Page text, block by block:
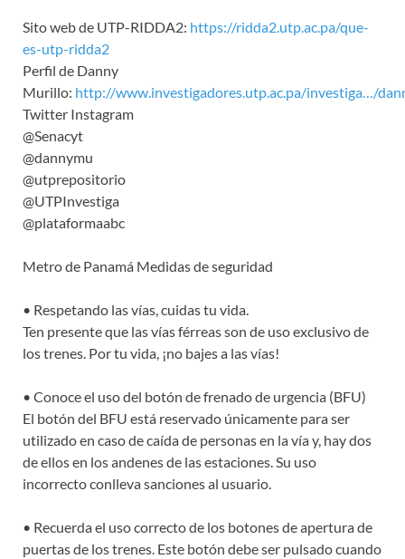
Sito web de UTP-RIDDA2: https://ridda2.utp.ac.pa/que-
es-utp-ridda2
Perfil de Danny
Murillo: http://www.investigadores.utp.ac.pa/investiga…/
Twitter Instagram
@Senacyt
@dannymu
@utprepositorio
@UTPInvestiga
@plataformaabc
Metro de Panamá Medidas de seguridad
• Respetando las vías, cuidas tu vida.
Ten presente que las vías férreas son de uso exclusivo de
los trenes. Por tu vida, ¡no bajes a las vías!
• Conoce el uso del botón de frenado de urgencia (BFU)
El botón del BFU está reservado únicamente para ser
utilizado en caso de caída de personas en la vía y, hay dos
de ellos en los andenes de las estaciones. Su uso
incorrecto conlleva sanciones al usuario.
• Recuerda el uso correcto de los botones de apertura de
puertas de los trenes. Este botón debe ser pulsado cuando